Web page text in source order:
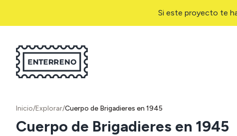
Si este proyecto te
Inicio/Explorar/Cuerpo de Brigadieres en 1945
Cuerpo de Brigadieres en 1945